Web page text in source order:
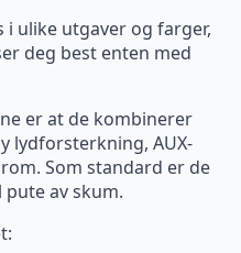
i ulike utgaver og farger,
deg best enten med
er at de kombinerer
lydforsterkning, AUX-
Som standard er de
av skum.